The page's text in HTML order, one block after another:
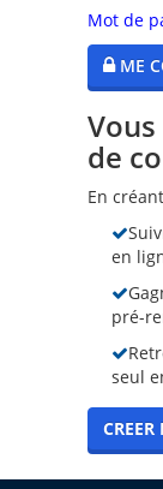
Mot de
ME
de
En
en
pré-
seul